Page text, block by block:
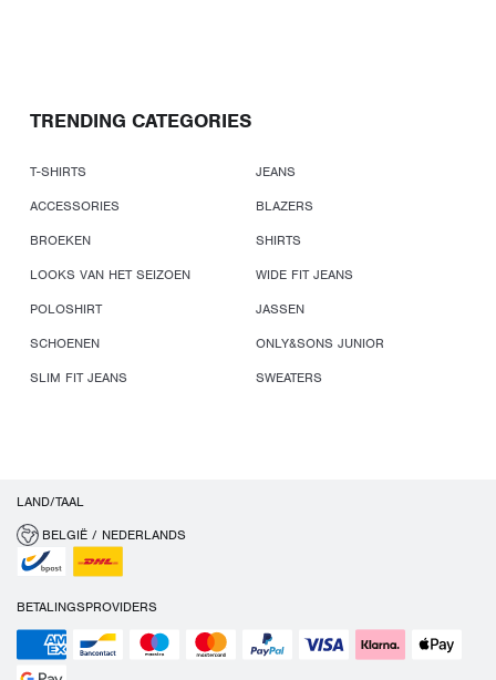
TRENDING CATEGORIES
T-SHIRTS
JEANS
ACCESSORIES
BLAZERS
BROEKEN
SHIRTS
LOOKS VAN HET SEIZOEN
WIDE FIT JEANS
POLOSHIRT
JASSEN
SCHOENEN
ONLY&SONS JUNIOR
SLIM FIT JEANS
SWEATERS
LAND/TAAL
BELGIË / NEDERLANDS
BETALINGSPROVIDERS